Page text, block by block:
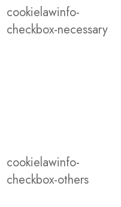
cookielawinfo-
checkbox-necessary
cookielawinfo-
checkbox-others